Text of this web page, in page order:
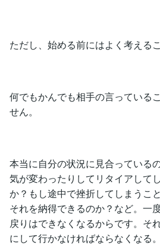
ただし、始める前にはよく考えるこ
何でもかんでも相手の言っている
せん。
本当に自分の状況に見合っている
気が変わったりしてリタイアして
か？もし途中で挫折してしまうこ
それを納得できるのか？など。一
戻りはできなくなるからです。そ
にして行かなければならなくなる。